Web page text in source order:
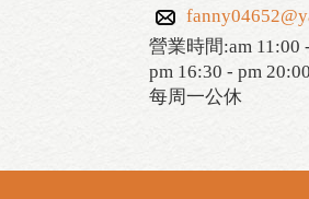
營業時間:am 11:00
pm 16:30 - pm 20:00
每周一公休